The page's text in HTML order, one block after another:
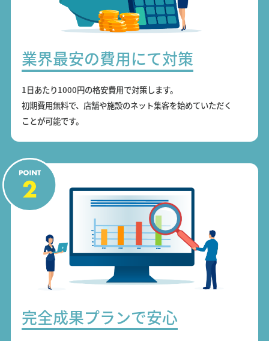
業界最安の費用にて対策
1日あたり1000円の格安費用で対策します。
初期費用無料で、店舗や施設のネット集客を始めていただく
ことが可能です。
完全成果プランで安心